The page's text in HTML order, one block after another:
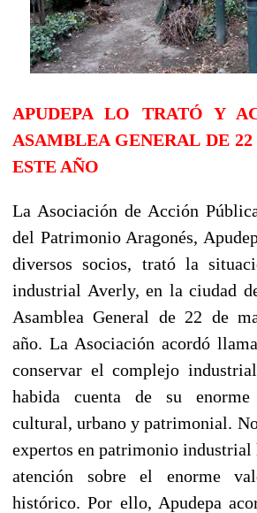
APUDEPA LO TRATÓ Y
ASAMBLEA GENERAL DE
ESTE AÑO
La Asociación de Acción
del Patrimonio Aragonés,
diversos socios, trató la
industrial Averly, en la ciudad
Asamblea General de 22 de
año. La Asociación acordó
conservar el complejo
habida cuenta de su
cultural, urbano y patrimonial.
expertos en patrimonio industrial
atención sobre el enorme
histórico. Por ello, Apudepa